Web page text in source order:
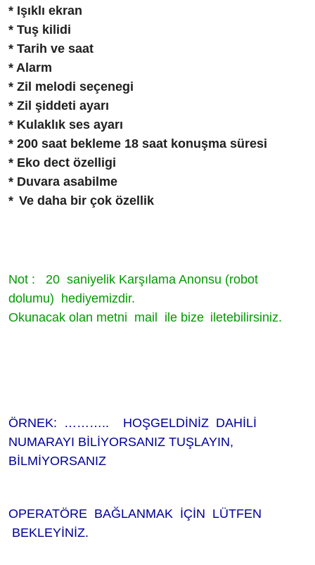
* Işıklı ekran
* Tuş kilidi
* Tarih ve saat
* Alarm
* Zil melodi seçenegi
* Zil şiddeti ayarı
* Kulaklık ses ayarı
* 200 saat bekleme 18 saat konuşma süresi
* Eko dect özelligi
* Duvara asabilme
* Ve daha bir çok özellik
Not : 20 saniyelik Karşılama Anonsu (robot
dolumu) hediyemizdir.
Okunacak olan metni mail ile bize iletebilirsiniz.
ÖRNEK: ……….. HOŞGELDİNİZ DAHİLİ
NUMARAYI BİLİYORSANIZ TUŞLAYIN,
BİLMİYORSANIZ
OPERATÖRE BAĞLANMAK İÇİN LÜTFEN
BEKLEYİNİZ.